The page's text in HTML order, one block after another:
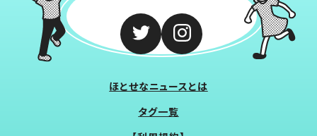
ほとせなニュースとは
タグ一覧